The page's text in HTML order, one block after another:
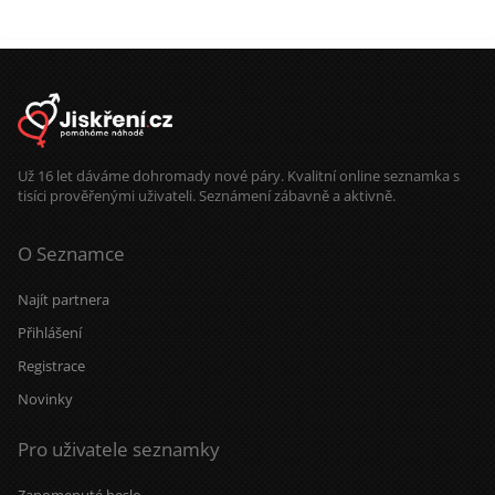
Těším se na tvoji zprávu.
Už 16 let dáváme dohromady nové páry. Kvalitní online seznamka s
tisíci prověřenými uživateli. Seznámení zábavně a aktivně.
O Seznamce
Najít partnera
Přihlášení
Registrace
Novinky
Pro uživatele seznamky